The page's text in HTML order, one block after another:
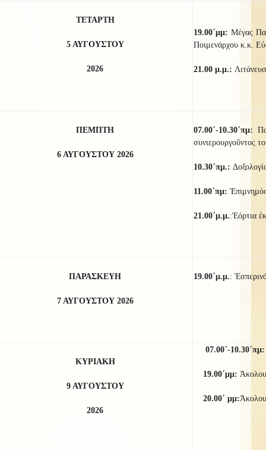
ΤΕΤΑΡΤΗ
5 ΑΥΓΟΥΣΤΟΥ
2026
19.00΄μμ: Μέγας
Ποιμενάρχου κ.κ.
21.00 μ.μ.:
ΠΕΜΠΤΗ
6 ΑΥΓΟΥΣΤΟΥ 2026
07.00΄-10.30΄πμ:
συνιερουργοῦντος
10.30΄πμ.:
11.00΄πμ:
21.00΄μ.μ.:Ἑόρτια
ΠΑΡΑΣΚΕΥΗ
7 ΑΥΓΟΥΣΤΟΥ 2026
19.00΄μ.μ.:
ΚΥΡΙΑΚΗ
9 ΑΥΓΟΥΣΤΟΥ
2026
07.00΄-
19.00΄μμ:
20.00΄ μμ: